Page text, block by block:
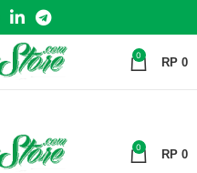
0 RP 0
0 RP 0